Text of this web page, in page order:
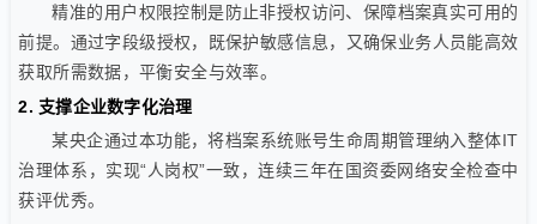
精准的用户权限控制是防止非授权访问、保障档案真实可用的
前提。通过字段级授权，既保护敏感信息，又确保业务人员能高效
获取所需数据，平衡安全与效率。
2. 支撑企业数字化治理
某央企通过本功能，将档案系统账号生命周期管理纳入整体IT
治理体系，实现“人岗权”一致，连续三年在国资委网络安全检查中
获评优秀。